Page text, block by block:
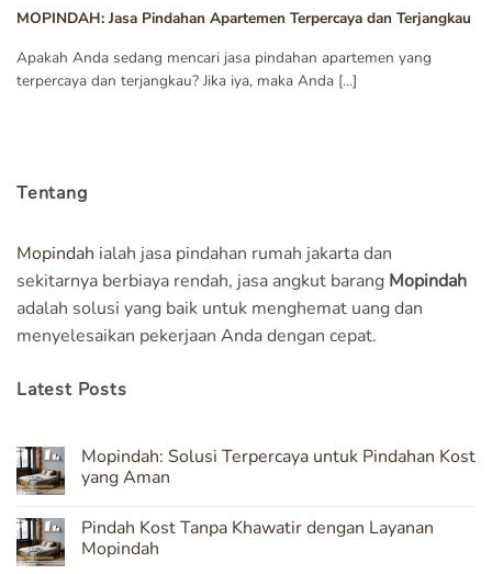
MOPINDAH: Jasa Pindahan Apartemen Terpercaya dan Terjangkau
Apakah Anda sedang mencari jasa pindahan apartemen yang
terpercaya dan terjangkau? Jika iya, maka Anda [...]
Tentang
Mopindah ialah jasa pindahan rumah jakarta dan
sekitarnya berbiaya rendah, jasa angkut barang Mopindah
adalah solusi yang baik untuk menghemat uang dan
menyelesaikan pekerjaan Anda dengan cepat.
Latest Posts
Mopindah: Solusi Terpercaya untuk Pindahan Kost
yang Aman
on
Mopindah:
Solusi
Pindah Kost Tanpa Khawatir dengan Layanan
Mopindah